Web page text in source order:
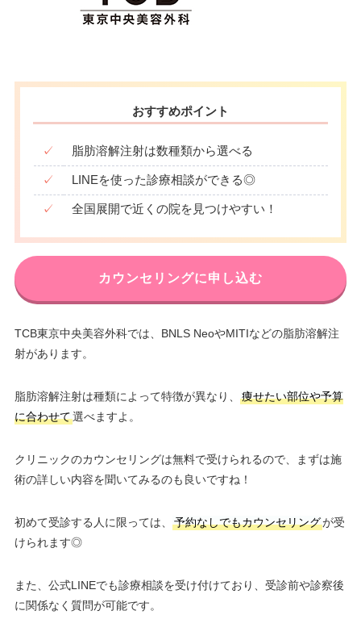
おすすめポイント
✓ 脂肪溶解注射は数種類から選べる
✓ LINEを使った診療相談ができる◎
✓ 全国展開で近くの院を見つけやすい！
カウンセリングに申し込む
TCB東京中央美容外科では、BNLS NeoやMITIなどの脂肪溶解注
射があります。
脂肪溶解注射は種類によって特徴が異なり、
痩せたい部位や予算
に合わせて選べますよ。
クリニックのカウンセリングは無料で受けられるので、まずは施
術の詳しい内容を聞いてみるのも良いですね！
初めて受診する人に限っては、 予約なしでもカウンセリングが受
けられます◎
また、公式LINEでも診療相談を受け付けており、受診前や診察後
に関係なく質問が可能です。